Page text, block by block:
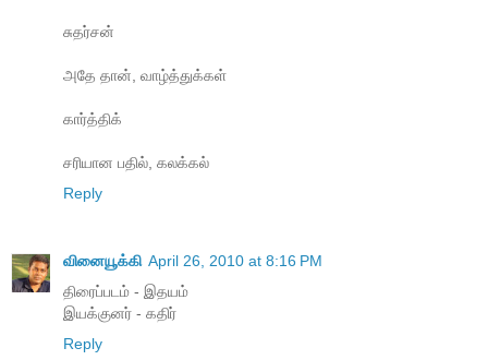
சுதர்சன்
அதே தான், வாழ்த்துக்கள்
கார்த்திக்
சரியான பதில், கலக்கல்
Reply
வினையூக்கி April 26, 2010 at 8:16 PM
திரைப்படம் - இதயம்
இயக்குனர் - கதிர்
Reply